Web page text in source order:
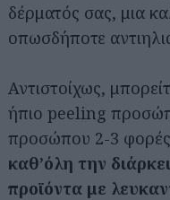
δέρματός σας, μια
οπωσδήποτε
Αντιστοίχως,
ήπιο peeling
προσώπου 2-3
καθ’όλη την
προϊόντα με